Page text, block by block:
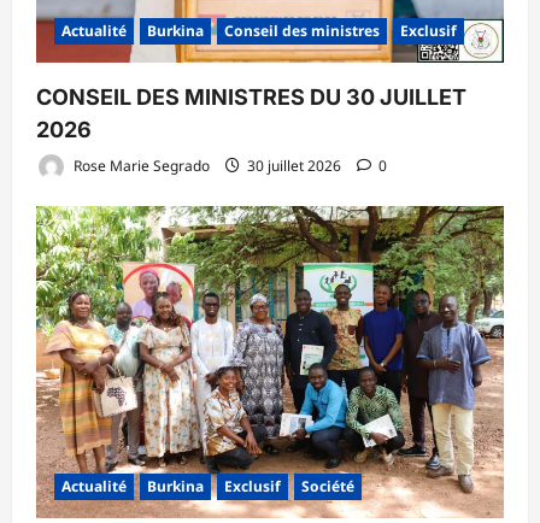
Actualité Burkina Conseil des ministres Exclusif
CONSEIL DES MINISTRES DU 30 JUILLET
2026
Rose Marie Segrado 30 juillet 2026 0
Actualité Burkina Exclusif Société